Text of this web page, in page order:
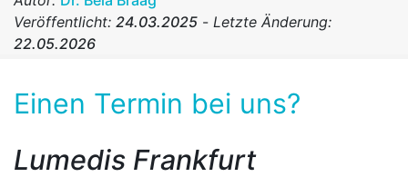
Veröffentlicht: 24.03.2025 - Letzte Änderung:
22.05.2026
Einen Termin bei uns?
Lumedis Frankfurt